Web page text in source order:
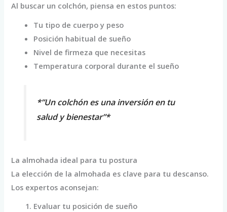
Al buscar un colchón, piensa en estos puntos:
Tu tipo de cuerpo y peso
Posición habitual de sueño
Nivel de firmeza que necesitas
Temperatura corporal durante el sueño
*”Un colchón es una inversión en tu
salud y bienestar”*
La almohada ideal para tu postura
La elección de la almohada es clave para tu descanso.
Los expertos aconsejan:
Evaluar tu posición de sueño